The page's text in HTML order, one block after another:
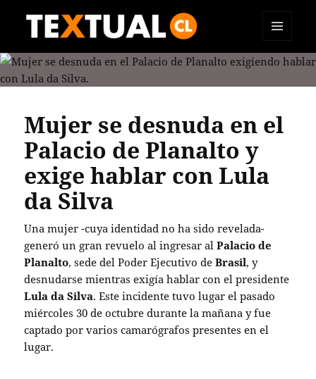
TEXTUAL
Y
Mujer se desnuda en el
Palacio de Planalto y
exige hablar con Lula
da Silva
Una mujer -cuya identidad no ha sido revelada-
generó un gran revuelo al ingresar alPalacio de
Planalto, sede del Poder Ejecutivo deBrasil, y
desnudarse mientras exigía hablar con el presidente
Lula da Silva. Este incidente tuvo lugar el pasado
miércoles 30 de octubre durante la mañana y fue
captado por varios camarógrafos presentes en el
lugar.